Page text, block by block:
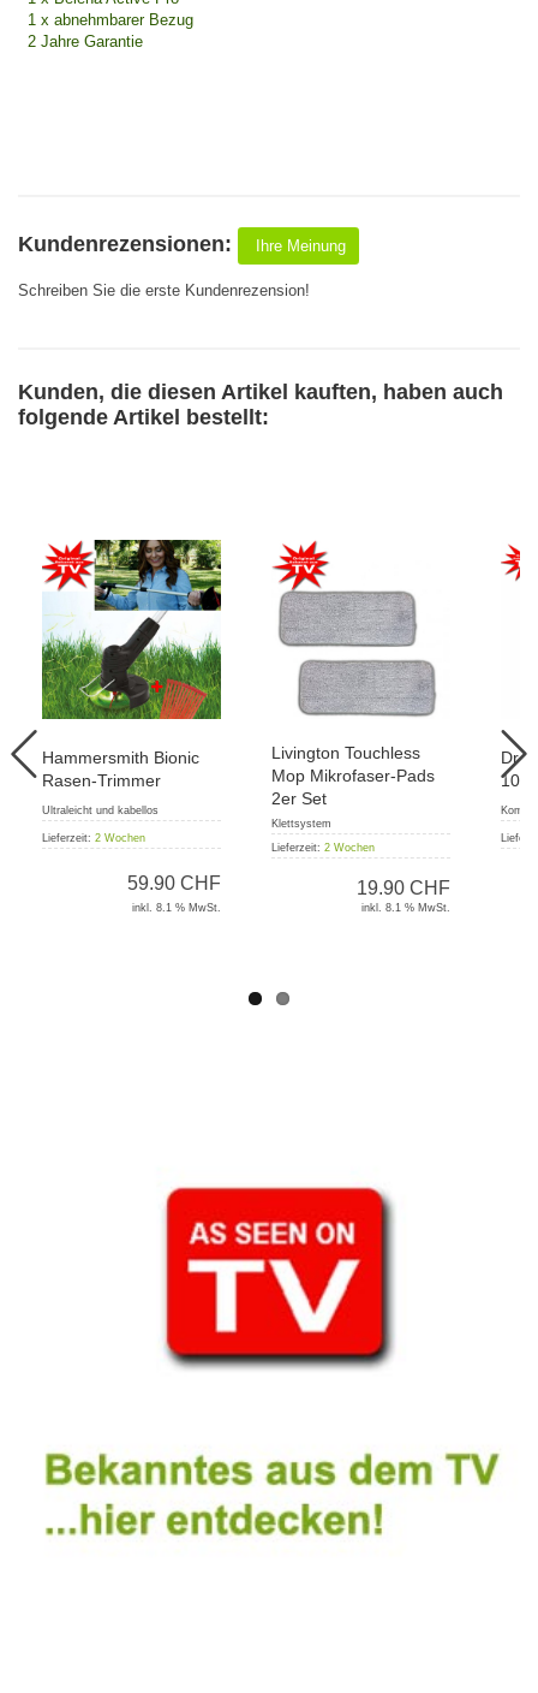
1 x abnehmbarer Bezug
2 Jahre Garantie
Kundenrezensionen: Ihre Meinung
Schreiben Sie die erste Kundenrezension!
Kunden, die diesen Artikel kauften, haben auch
folgende Artikel bestellt:
Hammersmith Bionic
Rasen-Trimmer
Ultraleicht und kabellos
Lieferzeit: 2 Wochen
59.90 CHF
inkl. 8.1 % MwSt.
Livington Touchless
Mop Mikrofaser-Pads
2er Set
Klettsystem
Lieferzeit: 2 Wochen
19.90 CHF
inkl. 8.1 % MwSt.